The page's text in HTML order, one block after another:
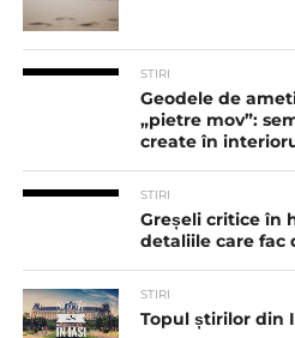
STIRI
Geodele de
„pietre mov”:
create în
STIRI
Greșeli critice în
detaliile care fac
STIRI
Topul știrilor din